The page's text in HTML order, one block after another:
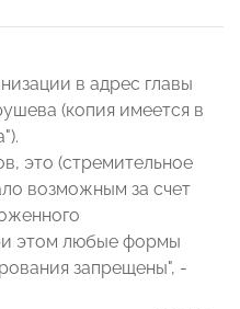
в адрес главы
(копия имеется в
это (стремительное
возможным за счет
этом любые формы
запрещены", -